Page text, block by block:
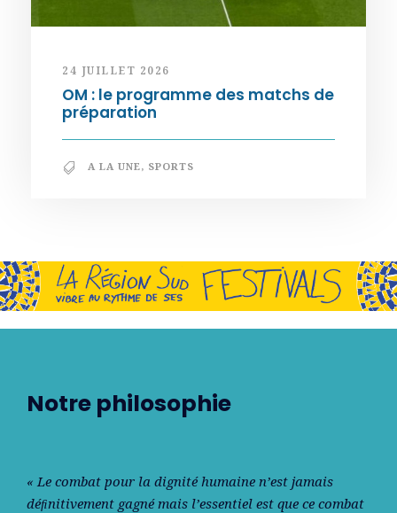
24 JUILLET 2026
OM : le programme des matchs de
préparation
A LA UNE, SPORTS
Notre philosophie
« Le combat pour la dignité humaine n’est jamais
déﬁnitivement gagné mais l’essentiel est que ce combat